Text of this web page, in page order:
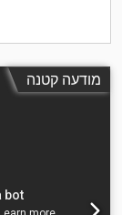
מודעה קטנה